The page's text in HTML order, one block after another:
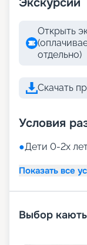
Открыть
отдельно)
Скачать
Условия
●Дети 0-2х
Показать все
Выбор